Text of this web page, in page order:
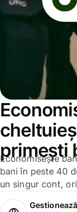
primești
Economisește
bani în peste 40
un singur cont,